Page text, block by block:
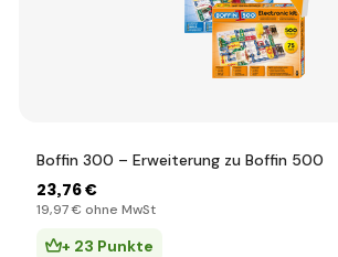
Boffin 300 – Erweiterung zu Boffin 500
23,76 €
19,97 € ohne MwSt
+ 23 Punkte